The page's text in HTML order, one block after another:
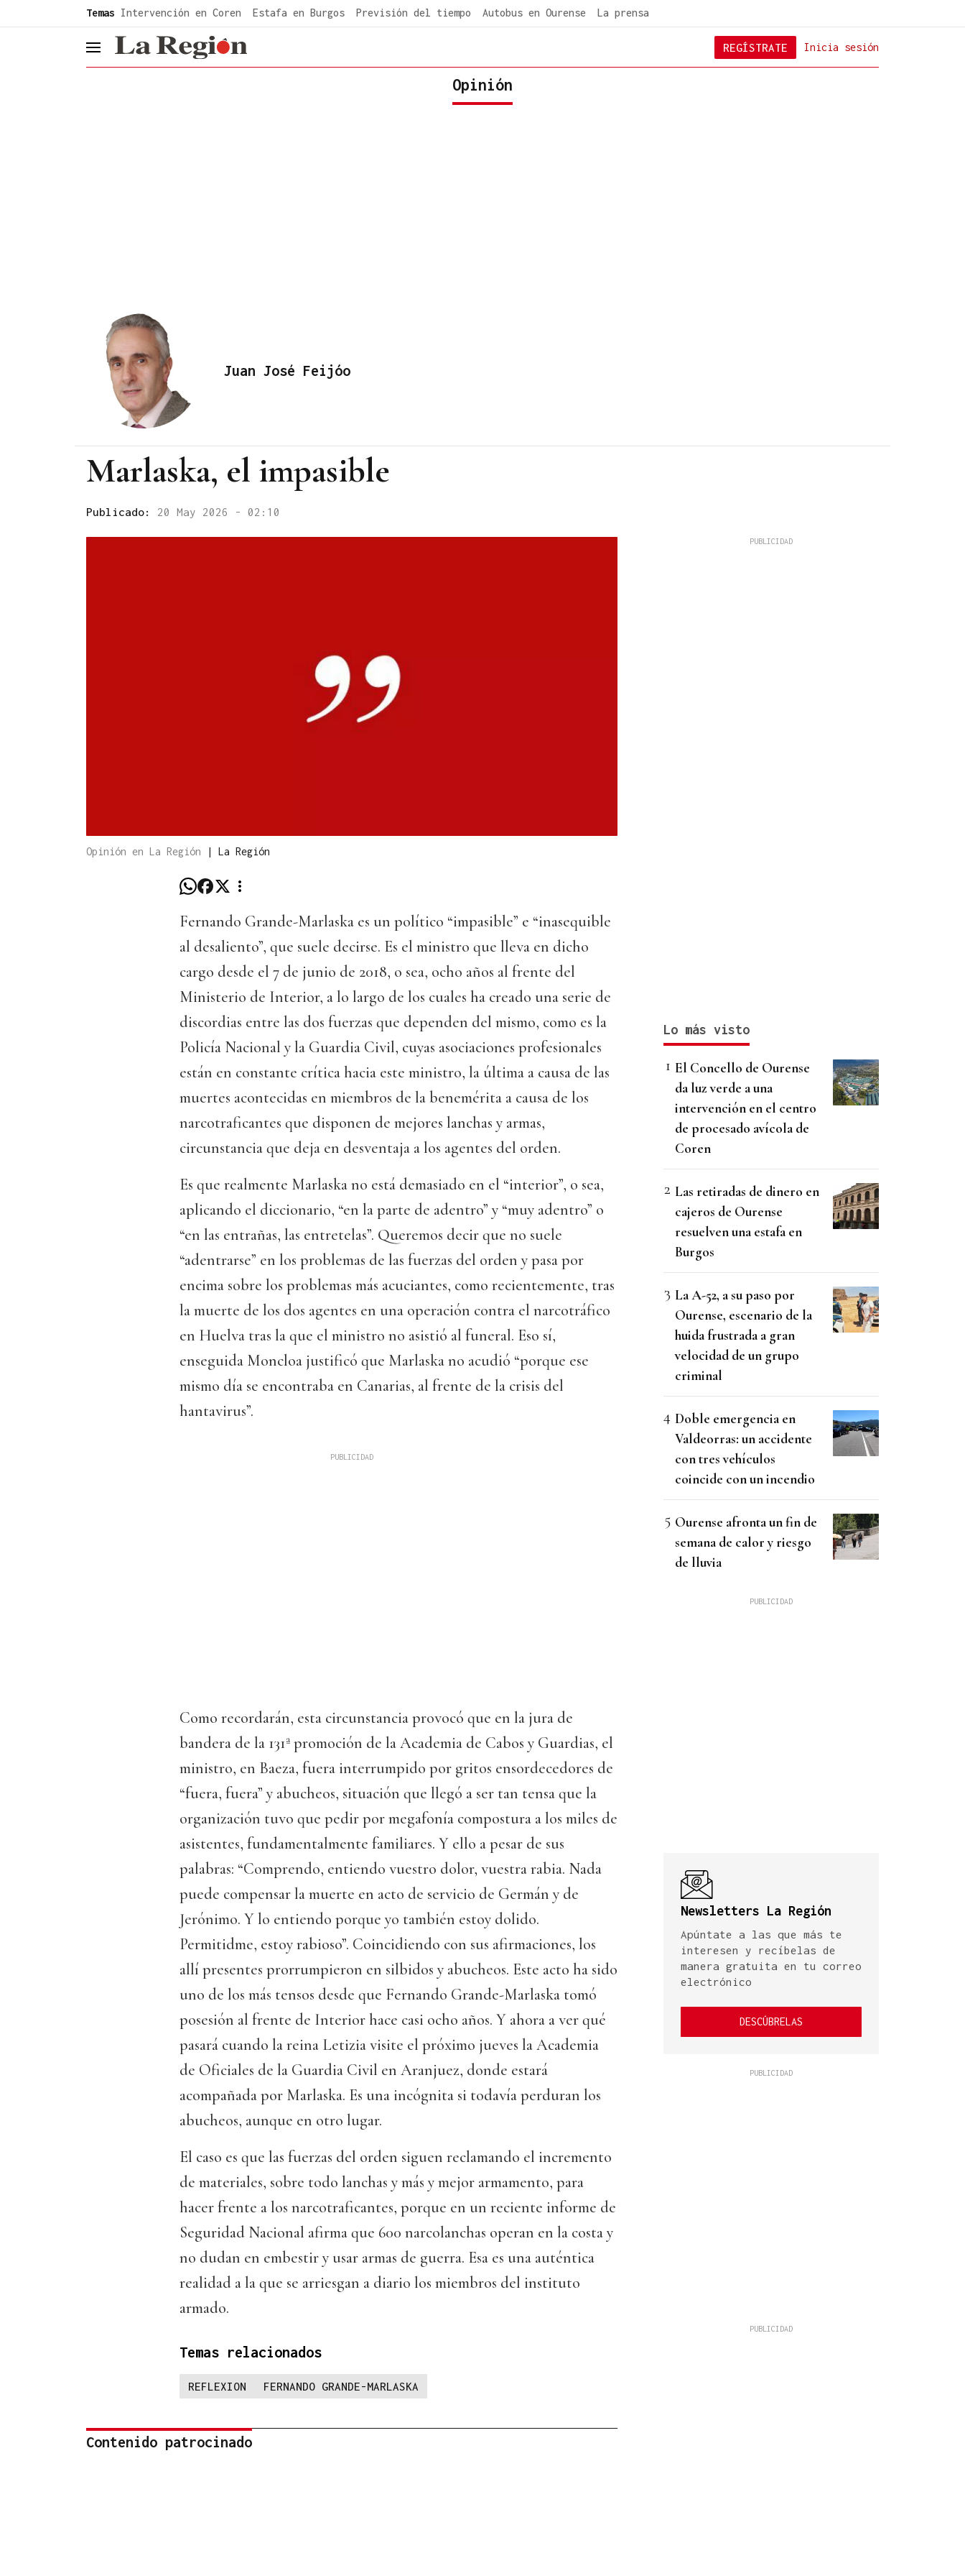
Temas Intervención en Coren Estafa en Burgos Previsión del tiempo Autobus en Ourense La prensa
header.menu.open Inicia sesión
REGÍSTRATE
Opinión
Juan José Feijóo
Marlaska, el impasible
Publicado: 20 May 2026 - 02:10
Opinión en La Región | La Región
Fernando Grande-Marlaska es un político “impasible” e “inasequible
al desaliento”, que suele decirse. Es el ministro que lleva en dicho
cargo desde el 7 de junio de 2018, o sea, ocho años al frente del
Ministerio de Interior, a lo largo de los cuales ha creado una serie de
discordias entre las dos fuerzas que dependen del mismo, como es la
Policía Nacional y la Guardia Civil, cuyas asociaciones profesionales
están en constante crítica hacia este ministro, la última a causa de las
muertes acontecidas en miembros de la benemérita a causa de los
narcotraficantes que disponen de mejores lanchas y armas,
circunstancia que deja en desventaja a los agentes del orden.
Es que realmente Marlaska no está demasiado en el “interior”, o sea,
aplicando el diccionario, “en la parte de adentro” y “muy adentro” o
“en las entrañas, las entretelas”. Queremos decir que no suele
“adentrarse” en los problemas de las fuerzas del orden y pasa por
encima sobre los problemas más acuciantes, como recientemente, tras
la muerte de los dos agentes en una operación contra el narcotráfico
en Huelva tras la que el ministro no asistió al funeral. Eso sí,
enseguida Moncloa justificó que Marlaska no acudió “porque ese
mismo día se encontraba en Canarias, al frente de la crisis del
hantavirus”.
Como recordarán, esta circunstancia provocó que en la jura de
bandera de la 131ª promoción de la Academia de Cabos y Guardias, el
ministro, en Baeza, fuera interrumpido por gritos ensordecedores de
“fuera, fuera” y abucheos, situación que llegó a ser tan tensa que la
organización tuvo que pedir por megafonía compostura a los miles de
asistentes, fundamentalmente familiares. Y ello a pesar de sus
palabras: “Comprendo, entiendo vuestro dolor, vuestra rabia. Nada
puede compensar la muerte en acto de servicio de Germán y de
Jerónimo. Y lo entiendo porque yo también estoy dolido.
Permitidme, estoy rabioso”. Coincidiendo con sus afirmaciones, los
allí presentes prorrumpieron en silbidos y abucheos. Este acto ha sido
uno de los más tensos desde que Fernando Grande-Marlaska tomó
posesión al frente de Interior hace casi ocho años. Y ahora a ver qué
pasará cuando la reina Letizia visite el próximo jueves la Academia
de Oficiales de la Guardia Civil en Aranjuez, donde estará
acompañada por Marlaska. Es una incógnita si todavía perduran los
abucheos, aunque en otro lugar.
El caso es que las fuerzas del orden siguen reclamando el incremento
de materiales, sobre todo lanchas y más y mejor armamento, para
hacer frente a los narcotraficantes, porque en un reciente informe de
Seguridad Nacional afirma que 600 narcolanchas operan en la costa y
no dudan en embestir y usar armas de guerra. Esa es una auténtica
realidad a la que se arriesgan a diario los miembros del instituto
armado.
Temas relacionados
REFLEXION FERNANDO GRANDE-MARLASKA
Contenido patrocinado
Lo más visto
El Concello de Ourense
da luz verde a una
intervención en el centro
de procesado avícola de
Coren
Las retiradas de dinero en
cajeros de Ourense
resuelven una estafa en
Burgos
La A-52, a su paso por
Ourense, escenario de la
huida frustrada a gran
velocidad de un grupo
criminal
Doble emergencia en
Valdeorras: un accidente
con tres vehículos
coincide con un incendio
Ourense afronta un fin de
semana de calor y riesgo
de lluvia
Newsletters La Región
Apúntate a las que más te
interesen y recíbelas de
manera gratuita en tu correo
electrónico
DESCÚBRELAS